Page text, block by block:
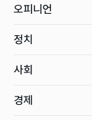
오피니언
정치
사회
경제